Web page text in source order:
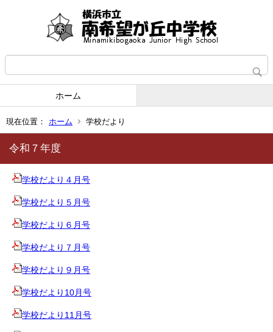
ホーム
現在位置： ホーム 学校だより
令和７年度
学校だより４月号
学校だより５月号
学校だより６月号
学校だより７月号
学校だより９月号
学校だより10月号
学校だより11月号